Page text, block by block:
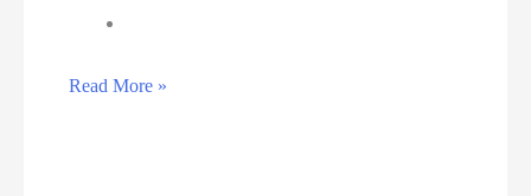
Festival
Read More »